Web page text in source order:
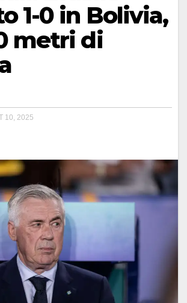
1-0 in Bolivia,
metri di
10, 2025